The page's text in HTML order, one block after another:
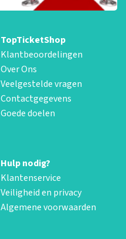
TopTicketShop
Klantbeoordelingen
Over Ons
Veelgestelde vragen
Contactgegevens
Goede doelen
Hulp nodig?
Klantenservice
Veiligheid en privacy
Algemene voorwaarden